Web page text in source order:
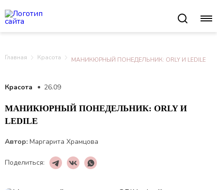
Главная Красота МАНИКЮРНЫЙ ПОНЕДЕЛЬНИК: ORLY И LEDILE
Красота 26.09
МАНИКЮРНЫЙ ПОНЕДЕЛЬНИК: ORLY И
LEDILE
Автор: Маргарита Храмцова
Поделиться: